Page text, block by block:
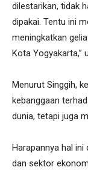
dilestarikan, tidak
dipakai. Tentu ini
meningkatkan
Kota Yogyakarta,”
Menurut Singgih,
kebanggaan
dunia, tetapi juga
Harapannya hal
dan sektor